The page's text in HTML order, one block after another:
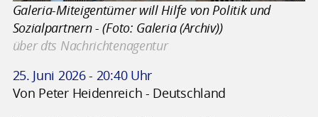
Galeria-Miteigentümer will Hilfe von Politik und
Sozialpartnern - (Foto: Galeria (Archiv))
über dts Nachrichtenagentur
25. Juni 2026 - 20:40 Uhr
Von Peter Heidenreich - Deutschland